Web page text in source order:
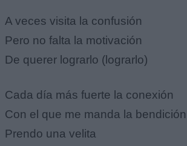
A veces visita la confusión
Pero no falta la motivación
De querer lograrlo (lograrlo)
Cada día más fuerte la conexión
Con el que me manda la bendición
Prendo una velita